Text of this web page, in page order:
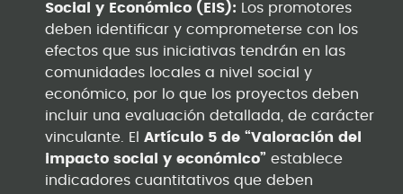
Social y Económico (EIS):
Los promotores
deben identificar y comprometerse con los
efectos que sus iniciativas tendrán en las
comunidades locales a nivel social y
económico, por lo que los proyectos deben
incluir una evaluación detallada, de carácter
vinculante. ElArtículo 5 de “Valoración del
impacto social y económico” establece
indicadores cuantitativos que deben